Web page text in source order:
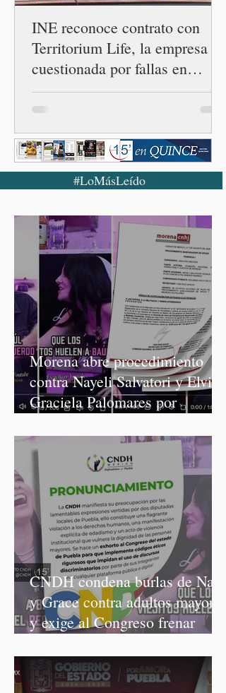
INE reconoce contrato con
Territorium Life, la empresa
cuestionada por fallas en
examen de la UNAM
#LoMásLeído
Morena abre procedimiento
contra Nayeli Salvatori y Elvia
Graciela Palomares por
CNDH condena burlas de Nay
y Grace contra adultos mayores
y exige al Congreso frenar